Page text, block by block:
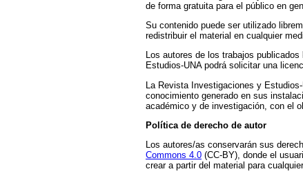
de forma gratuita para el público en
Su contenido puede ser utilizado
redistribuir el material en cualquier
Los autores de los trabajos
Estudios-UNA podrá solicitar una
La Revista Investigaciones y
conocimiento generado en sus
académico y de investigación, con el
Política de derecho de autor
Los autores/as conservarán sus
Commons 4.0 (CC-BY), donde el
crear a partir del material para